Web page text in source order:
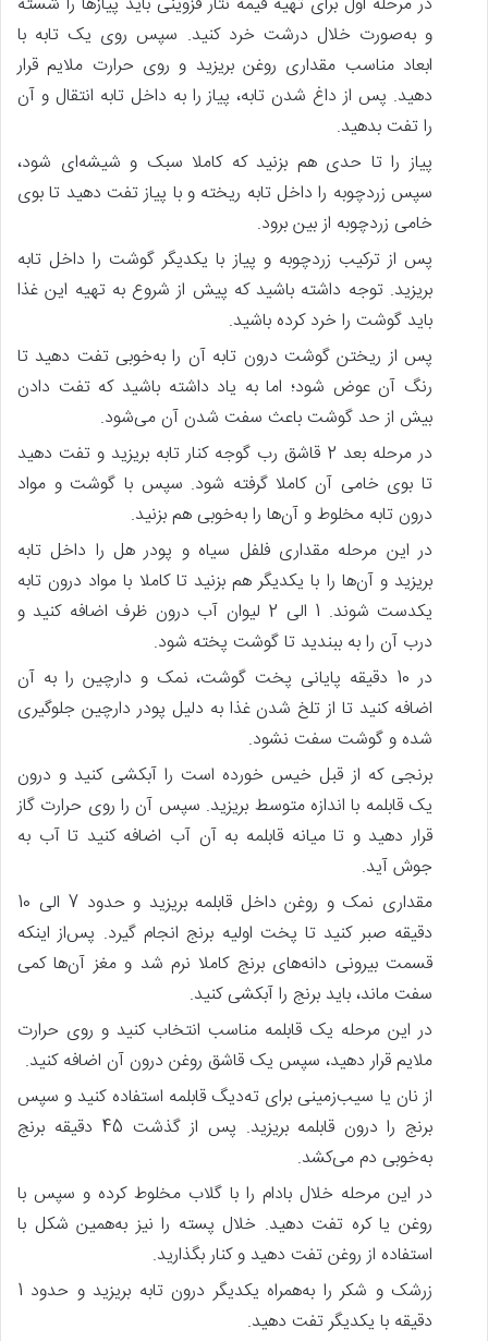
و به‌صورت خلال درشت خرد کنید. سپس روی یک تابه با
ابعاد مناسب مقداری روغن بریزید و روی حرارت ملایم قرار
دهید. پس‌ از داغ شدن تابه، پیاز را به داخل تابه انتقال و آن
را تفت بدهید.
پیاز را تا حدی هم بزنید که کاملا سبک و شیشه‌ای شود،
سپس زردچوبه را داخل تابه ریخته و با پیاز تفت دهید تا بوی
خامی زردچوبه از بین برود.
پس‌ از ترکیب زردچوبه و پیاز با یکدیگر گوشت را داخل تابه
بریزید. توجه داشته باشید که پیش ‌از شروع به تهیه این غذا
باید گوشت را خرد کرده باشید.
پس‌ از ریختن گوشت درون تابه آن را به‌خوبی تفت دهید تا
رنگ آن عوض شود؛ اما به یاد داشته باشید که تفت دادن
بیش‌ از حد گوشت باعث سفت شدن آن می‌شود.
در مرحله بعد 2 قاشق رب گوجه کنار تابه بریزید و تفت دهید
تا بوی خامی آن کاملا گرفته شود. سپس با گوشت و مواد
درون تابه مخلوط و آن‌ها را به‌خوبی هم بزنید.
در این مرحله مقداری فلفل سیاه و پودر هل را داخل تابه
بریزید و آن‌ها را با یکدیگر هم بزنید تا کاملا با مواد درون تابه
یکدست شوند. 1 الی 2 لیوان آب درون ظرف اضافه کنید و
درب آن را به ببندید تا گوشت پخته شود.
در 10 دقیقه پایانی پخت گوشت، نمک و دارچین را به آن
اضافه کنید تا از تلخ شدن غذا به دلیل پودر دارچین جلوگیری
شده و گوشت سفت نشود.
برنجی که از قبل خیس خورده است را آبکشی کنید و درون
یک قابلمه با اندازه متوسط بریزید. سپس آن را روی حرارت گاز
قرار دهید و تا میانه قابلمه به آن آب اضافه کنید تا آب به
جوش آید.
مقداری نمک و روغن داخل قابلمه بریزید و حدود 7 الی 10
دقیقه صبر کنید تا پخت اولیه برنج انجام گیرد. پس‌از اینکه
قسمت بیرونی دانه‌های برنج کاملا نرم شد و مغز آن‌ها کمی
سفت ماند، باید برنج را آبکشی کنید.
در این مرحله یک قابلمه مناسب انتخاب کنید و روی حرارت
ملایم قرار دهید، سپس یک قاشق روغن درون آن اضافه کنید.
از نان یا سیب‌زمینی برای ته‌دیگ قابلمه استفاده کنید و سپس
برنج را درون قابلمه بریزید. پس‌ از گذشت 45 دقیقه برنج
به‌خوبی دم می‌کشد.
در این مرحله خلال بادام را با گلاب مخلوط کرده و سپس با
روغن یا کره تفت دهید. خلال پسته را نیز به‌همین شکل با
استفاده از روغن تفت دهید و کنار بگذارید.
زرشک و شکر را به‌همراه یکدیگر درون تابه بریزید و حدود 1
دقیقه با یکدیگر تفت دهید.